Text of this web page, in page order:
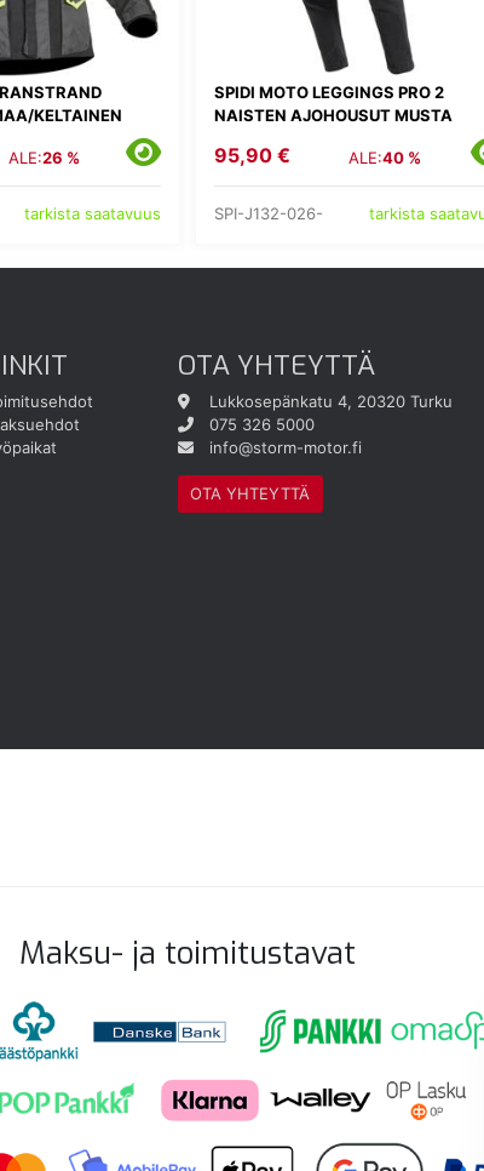
KELTAINEN
ALE:26 %
tarkista saatavuus
SPIDI MOTO LEGGINGS PRO 2
NAISTEN AJOHOUSUT MUSTA
95,90 € ALE:40 %
SPI-J132-026- tarkista
OTA YHTEYTTÄ
Lukkosepänkatu 4, 20320 Turku
075 326 5000
info@storm-motor.fi
OTA YHTEYTTÄ
Maksu- ja toimitustavat